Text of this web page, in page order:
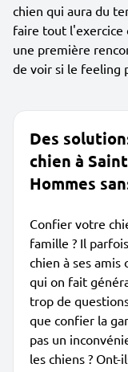
chien qui aura du
faire tout l'exercice
une première
de voir si le feeling
Des
chien à
Hommes
Confier votre
famille ? Il
chien à ses amis
qui on fait
trop de
que confier la
pas un
les chiens ? Ont-